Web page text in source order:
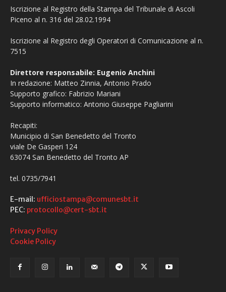
Iscrizione al Registro della Stampa del Tribunale di Ascoli
Piceno al n. 316 del 28.02.1994
Iscrizione al Registro degli Operatori di Comunicazione al n.
7515
Direttore responsabile: Eugenio Anchini
In redazione: Matteo Zinnia, Antonio Prado
Supporto grafico: Fabrizio Mariani
Supporto informatico: Antonio Giuseppe Pagliarini
Recapiti:
Municipio di San Benedetto del Tronto
viale De Gasperi 124
63074 San Benedetto del Tronto AP
tel. 0735/7941
E-mail: ufficiostampa@comunesbt.it
PEC: protocollo@cert-sbt.it
Privacy Policy
Cookie Policy